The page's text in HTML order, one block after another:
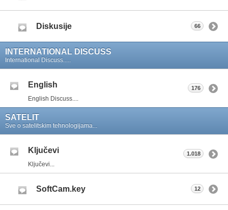
Diskusije 66
INTERNATIONAL DISCUSS
International Discuss.....
English
English Discuss....
176
SATELIT
Sve o satelitskim tehnologijama...
Ključevi
Ključevi...
1.018
SoftCam.key 12